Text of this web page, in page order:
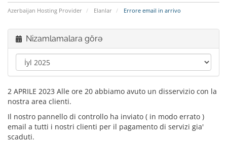
Azerbaijan Hosting Provider Elanlar Errore email in arrivo
Nizamlamalara görə
2 APRILE 2023 Alle ore 20 abbiamo avuto un disservizio con la
nostra area clienti.
Il nostro pannello di controllo ha inviato ( in modo errato )
email a tutti i nostri clienti per il pagamento di servizi gia'
scaduti.